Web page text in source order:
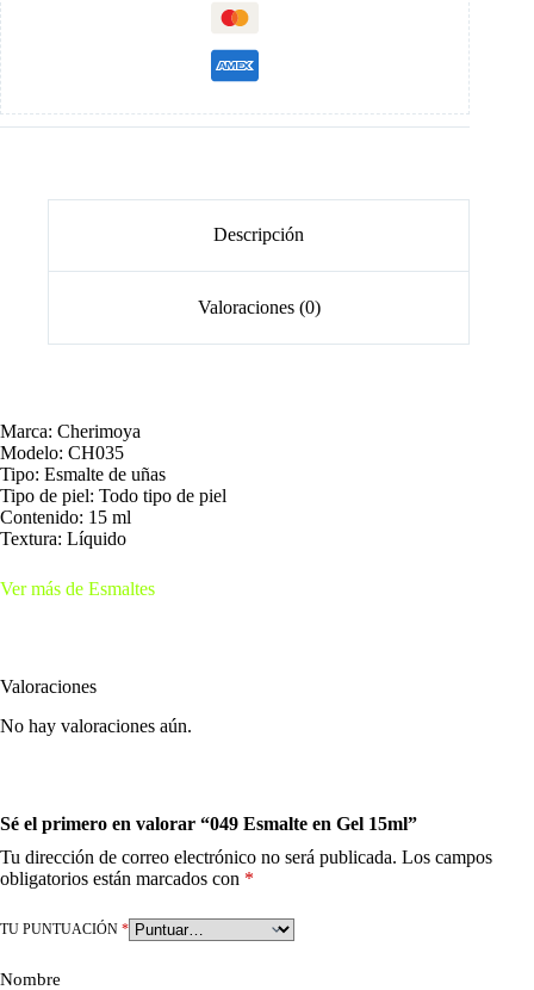
Descripción
Valoraciones (0)
Marca: Cherimoya
Modelo: CH035
Tipo: Esmalte de uñas
Tipo de piel: Todo tipo de piel
Contenido: 15 ml
Textura: Líquido
Ver más de Esmaltes
Valoraciones
No hay valoraciones aún.
Sé el primero en valorar “049 Esmalte en Gel 15ml”
Tu dirección de correo electrónico no será publicada. Los campos
obligatorios están marcados con *
TU PUNTUACIÓN *
Nombre